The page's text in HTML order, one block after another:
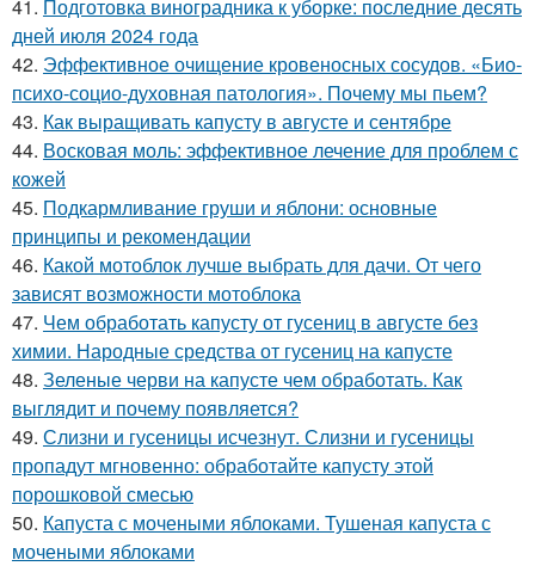
41. Подготовка виноградника к уборке: последние десять
дней июля 2024 года
42. Эффективное очищение кровеносных сосудов. «Био-
психо-социо-духовная патология». Почему мы пьем?
43. Как выращивать капусту в августе и сентябре
44. Восковая моль: эффективное лечение для проблем с
кожей
45. Подкармливание груши и яблони: основные
принципы и рекомендации
46. Какой мотоблок лучше выбрать для дачи. От чего
зависят возможности мотоблока
47. Чем обработать капусту от гусениц в августе без
химии. Народные средства от гусениц на капусте
48. Зеленые черви на капусте чем обработать. Как
выглядит и почему появляется?
49. Слизни и гусеницы исчезнут. Слизни и гусеницы
пропадут мгновенно: обработайте капусту этой
порошковой смесью
50. Капуста с мочеными яблоками. Тушеная капуста с
мочеными яблоками